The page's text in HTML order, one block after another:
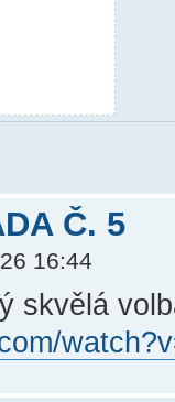
Č. 5
16:44
skvělá